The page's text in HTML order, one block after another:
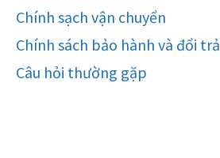
Chính sạch vận chuyển
Chính sách bảo hành và đổi trả
Câu hỏi thường gặp